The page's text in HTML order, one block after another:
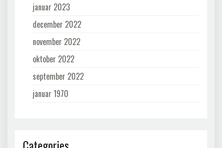
januar 2023
december 2022
november 2022
oktober 2022
september 2022
januar 1970